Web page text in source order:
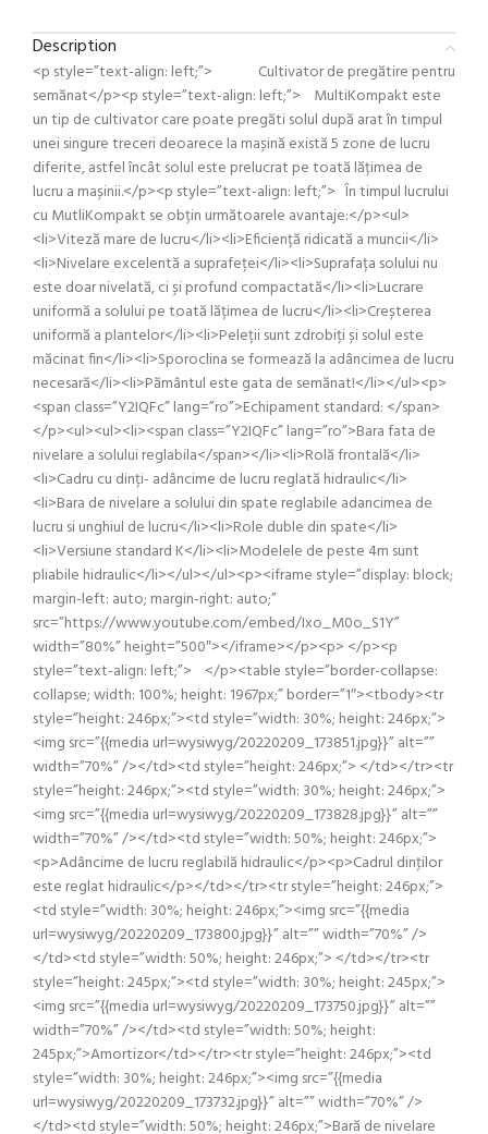
Description
<p style=”text-align: left;”> Cultivator de pregătire pentru
semănat</p><p style=”text-align: left;”> MultiKompakt este
un tip de cultivator care poate pregăti solul după arat în timpul
unei singure treceri deoarece la mașină există 5 zone de lucru
diferite, astfel încât solul este prelucrat pe toată lățimea de
lucru a mașinii.</p><p style=”text-align: left;”> În timpul lucrului
cu MutliKompakt se obțin următoarele avantaje:</p><ul>
<li>Viteză mare de lucru</li><li>Eficiență ridicată a muncii</li>
<li>Nivelare excelentă a suprafeței</li><li>Suprafața solului nu
este doar nivelată, ci și profund compactată</li><li>Lucrare
uniformă a solului pe toată lățimea de lucru</li><li>Creșterea
uniformă a plantelor</li><li>Peleții sunt zdrobiți și solul este
măcinat fin</li><li>Sporoclina se formează la adâncimea de lucru
necesară</li><li>Pământul este gata de semănat!</li></ul><p>
<span class=”Y2IQFc” lang=”ro”>Echipament standard: </span>
</p><ul><ul><li><span class=”Y2IQFc” lang=”ro”>Bara fata de
nivelare a solului reglabila</span></li><li>Rolă frontală</li>
<li>Cadru cu dinți- adâncime de lucru reglată hidraulic</li>
<li>Bara de nivelare a solului din spate reglabile adancimea de
lucru si unghiul de lucru</li><li>Role duble din spate</li>
<li>Versiune standard K</li><li>Modelele de peste 4m sunt
pliabile hidraulic</li></ul></ul><p><iframe style=”display: block;
margin-left: auto; margin-right: auto;”
src=”https://www.youtube.com/embed/Ixo_M0o_S1Y”
width=”80%” height=”500″></iframe></p><p> </p><p
style=”text-align: left;”> </p><table style=”border-collapse:
collapse; width: 100%; height: 1967px;” border=”1″><tbody><tr
style=”height: 246px;”><td style=”width: 30%; height: 246px;”>
<img src=”{{media url=wysiwyg/20220209_173851.jpg}}” alt=””
width=”70%” /></td><td style=”height: 246px;”> </td></tr><tr
style=”height: 246px;”><td style=”width: 30%; height: 246px;”>
<img src=”{{media url=wysiwyg/20220209_173828.jpg}}” alt=””
width=”70%” /></td><td style=”width: 50%; height: 246px;”>
<p>Adâncime de lucru reglabilă hidraulic</p><p>Cadrul dinţilor
este reglat hidraulic</p></td></tr><tr style=”height: 246px;”>
<td style=”width: 30%; height: 246px;”><img src=”{{media
url=wysiwyg/20220209_173800.jpg}}” alt=”” width=”70%” />
</td><td style=”width: 50%; height: 246px;”> </td></tr><tr
style=”height: 245px;”><td style=”width: 30%; height: 245px;”>
<img src=”{{media url=wysiwyg/20220209_173750.jpg}}” alt=””
width=”70%” /></td><td style=”width: 50%; height:
245px;”>Amortizor</td></tr><tr style=”height: 246px;”><td
style=”width: 30%; height: 246px;”><img src=”{{media
url=wysiwyg/20220209_173732.jpg}}” alt=”” width=”70%” />
</td><td style=”width: 50%; height: 246px;”>Bară de nivelare